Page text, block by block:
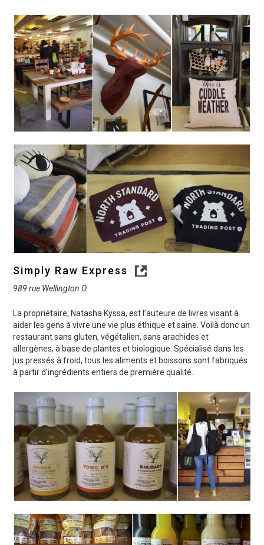
Simply Raw Express
989 rue Wellington O
La propriétaire, Natasha Kyssa, est l’auteure de livres visant à
aider les gens à vivre une vie plus éthique et saine. Voilà donc un
restaurant sans gluten, végétalien, sans arachides et
allergènes, à base de plantes et biologique. Spécialisé dans les
jus pressés à froid, tous les aliments et boissons sont fabriqués
à partir d’ingrédients entiers de première qualité.